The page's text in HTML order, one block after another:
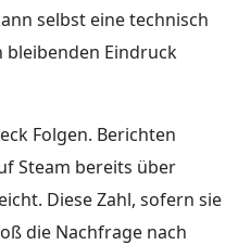
selbst eine technisch
bleibenden Eindruck
Folgen. Berichten
Steam bereits über
Diese Zahl, sofern sie
die Nachfrage nach